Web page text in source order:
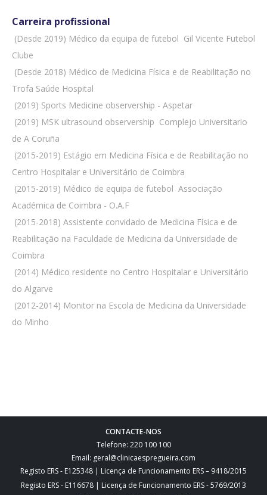
Carreira profissional
 (Desde 2019) Médico da equipa de futebol  Gil Vicente Futebol
Clube
 (Desde 2018) Médico de Medicina Física e de Reabilitação no
Trofa Saúde Hospital
 (2019) Sports Medicine observership - Aspetar
 (2019) MSK ultrasound observership  Complejo Universitario
de A Coruña
 (2015-2019) Estágio em Medicina Física e de Reabilitação no
Centro Hospitalar e Universitário de Coimbra
 (2015-2019) Médico de equipa de futebol  Associação
Académica de Coimbra - O.A.F
 (2015-2018) Assistente convidado de Medicina Física e de
Reabilitação na Faculdade de Medicina da Universidade de
Coimbra
 (2014) Médico residente no Centro Hospitalar e Universitário
do Algarve
 (2012-2014) Monitor na Escola de Medicina da Universidade
do Minho
CONTACTE-NOS
Telefone: 220 100 100
Email: geral@clinicaespregueira.com
Registo ERS - E125348 | Licença de Funcionamento ERS – 9418/2015
Registo ERS - E116678 | Licença de Funcionamento ERS - 5769/2013